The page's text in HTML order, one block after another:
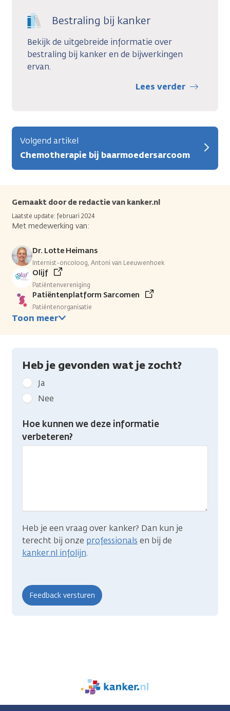
Bestraling bij kanker
Bekijk de uitgebreide informatie over
bestraling bij kanker en de bijwerkingen
ervan.
Lees verder
Volgend artikel
Chemotherapie bij baarmoedersarcoom
Gemaakt door de redactie van kanker.nl
Laatste update: februari 2024
Met medewerking van:
Dr. Lotte Heimans
Internist-oncoloog, Antoni van Leeuwenhoek
Olijf
Patiëntenvereniging
Patiëntenplatform Sarcomen
Patiëntenorganisatie
Toon meer
Heb je gevonden wat je zocht?
Geef
kanker.nl
feedback:
Heb
gevonden
Ja
Nee
Hoe kunnen we deze informatie
verbeteren?
Heb je een vraag over kanker? Dan kun je
terecht bij onze professionals en bij de
kanker.nl infolijn.
We
zijn